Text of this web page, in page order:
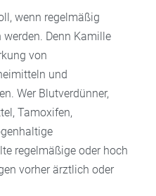
wenn regelmäßig
Denn Kamille
von
und
Wer Blutverdünner,
Tamoxifen,
regelmäßige oder hoch
vorher ärztlich oder